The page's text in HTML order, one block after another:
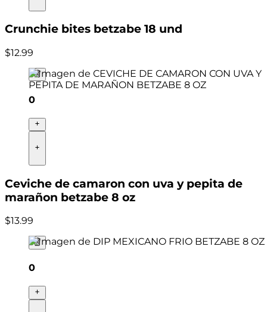
Crunchie bites betzabe 18 und
$12.99
0
Ceviche de camaron con uva y pepita de
marañon betzabe 8 oz
$13.99
0